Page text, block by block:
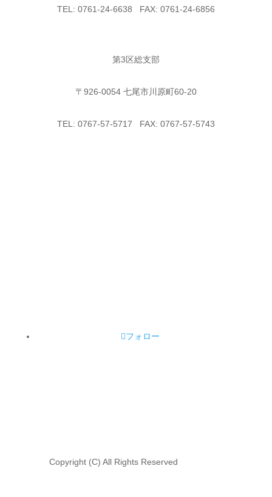
TEL: 0761-24-6638 FAX: 0761-24-6856
第3区総支部
〒926-0054 七尾市川原町60-20
TEL: 0767-57-5717 FAX: 0767-57-5743
フォロー
Copyright (C) All Rights Reserved